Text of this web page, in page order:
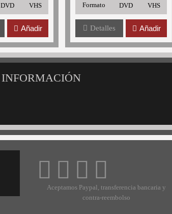
DVD VHS
Añadir
Formato DVD VHS
Detalles Añadir
INFORMACIÓN
Aceptamos Paypal, transferencia bancaria y
contra-reembolso